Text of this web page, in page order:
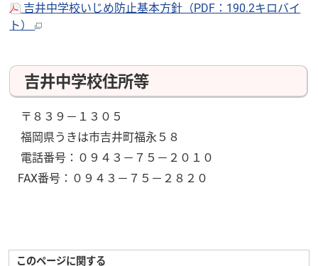
吉井中学校いじめ防止基本方針（PDF：190.2キロバイ
ト）
吉井中学校住所等
〒８３９－１３０５
福岡県うきは市吉井町福永５８
電話番号：０９４３－７５－２０１０
FAX番号：０９４３－７５－２８２０
このページに関する